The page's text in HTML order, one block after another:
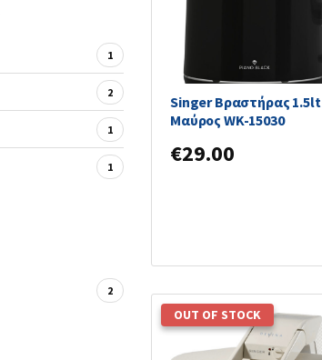
Singer Βραστήρας 1.5lt
Μαύρος WK-15030
€29.00
OUT OF STOCK
1
2
1
1
2